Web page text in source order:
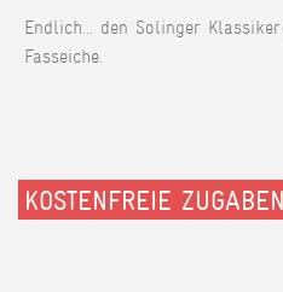
Endlich... den Solinger
Fasseiche.
KOSTENFREIE ZUGABEN